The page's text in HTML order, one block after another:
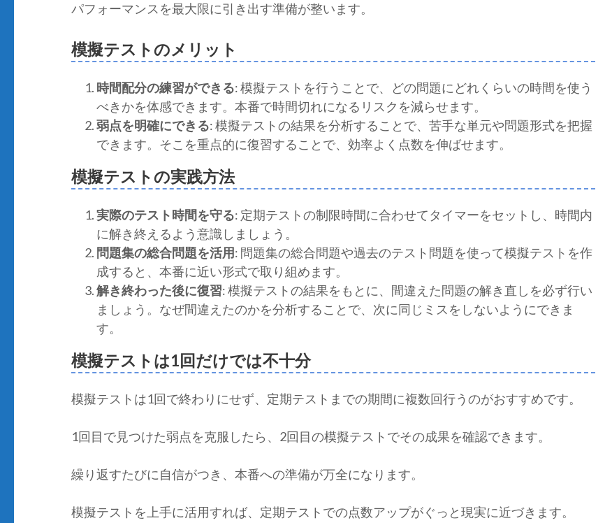
パフォーマンスを最大限に引き出す準備が整います。
模擬テストのメリット
時間配分の練習ができる: 模擬テストを行うことで、どの問題にどれくらいの時間を使う
べきかを体感できます。本番で時間切れになるリスクを減らせます。
弱点を明確にできる: 模擬テストの結果を分析することで、苦手な単元や問題形式を把握
できます。そこを重点的に復習することで、効率よく点数を伸ばせます。
模擬テストの実践方法
実際のテスト時間を守る: 定期テストの制限時間に合わせてタイマーをセットし、時間内
に解き終えるよう意識しましょう。
問題集の総合問題を活用: 問題集の総合問題や過去のテスト問題を使って模擬テストを作
成すると、本番に近い形式で取り組めます。
解き終わった後に復習: 模擬テストの結果をもとに、間違えた問題の解き直しを必ず行い
ましょう。なぜ間違えたのかを分析することで、次に同じミスをしないようにできま
す。
模擬テストは1回だけでは不十分
模擬テストは1回で終わりにせず、定期テストまでの期間に複数回行うのがおすすめです。
1回目で見つけた弱点を克服したら、2回目の模擬テストでその成果を確認できます。
繰り返すたびに自信がつき、本番への準備が万全になります。
模擬テストを上手に活用すれば、定期テストでの点数アップがぐっと現実に近づきます。